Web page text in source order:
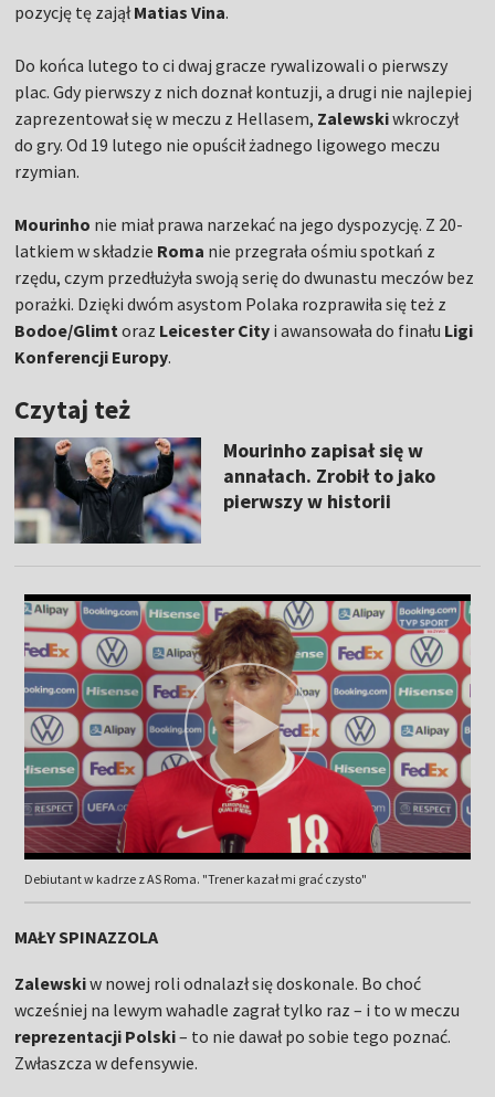
pozycję tę zająłMatias Vina.
Do końca lutego to ci dwaj gracze rywalizowali o pierwszy
plac. Gdy pierwszy z nich doznał kontuzji, a drugi nie najlepiej
zaprezentował się w meczu z Hellasem, Zalewskiwkroczył
do gry. Od 19 lutego nie opuścił żadnego ligowego meczu
rzymian.
Mourinho nie miał prawa narzekać na jego dyspozycję. Z 20-
latkiem w składzie Roma nie przegrała ośmiu spotkań z
rzędu, czym przedłużyła swoją serię do dwunastu meczów bez
porażki. Dzięki dwóm asystom Polaka rozprawiła się też z
Bodoe/Glimtoraz Leicester City i awansowała do finału Ligi
Konferencji Europy.
Czytaj też
Mourinho zapisał się w
annałach. Zrobił to jako
pierwszy w historii
Debiutant w kadrze z AS Roma. "Trener kazał mi grać czysto"
MAŁY SPINAZZOLA
Zalewskiw nowej roli odnalazł się doskonale. Bo choć
wcześniej na lewym wahadle zagrał tylko raz – i to w meczu
reprezentacji Polski– to nie dawał po sobie tego poznać.
Zwłaszcza w defensywie.